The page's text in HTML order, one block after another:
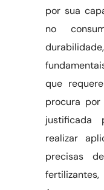
por sua
no
que
procura
justificada
realizar
precisas